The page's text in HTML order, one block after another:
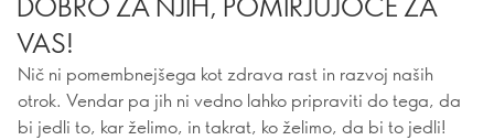
VAS!
Nič ni pomembnejšega kot zdrava rast in razvoj naših
otrok. Vendar pa jih ni vedno lahko pripraviti do tega, da
bi jedli to, kar želimo, in takrat, ko želimo, da bi to jedli!